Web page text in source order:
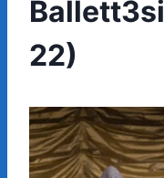
22)